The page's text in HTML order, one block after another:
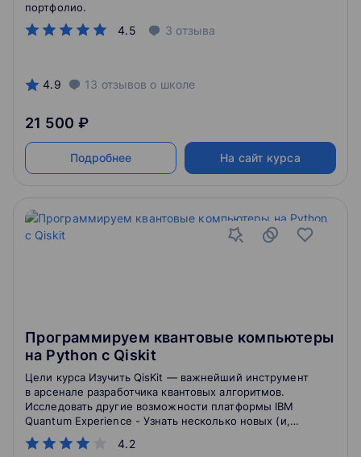
4.5 3 отзыва
портфолио.
4.9 13 отзывов о школе
21 500 ₽
Подробнее На сайт курса
Программируем квантовые компьютеры
на Python с Qiskit
4.2
Цели курса Изучить QisKit — важнейший инструмент
в арсенале разработчика квантовых алгоритмов.
Исследовать другие возможности платформы IBM
Quantum Experience - Узнать несколько новых (и,
неожиданно, полезных) алгоритмов. Получить
удовольствие! Те, кто верит, что теория мертва без